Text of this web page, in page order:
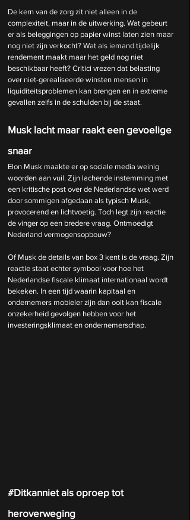
De kern van de zorg zit niet alleen in de
complexiteit, maar in de uitwerking. Wat gebeurt
er als beleggingen op papier winst laten zien maar
nog niet zijn verkocht? Wat als iemand tijdelijk
rendement maakt maar het geld nog niet
beschikbaar heeft? Critici vrezen dat belasting
over niet-gerealiseerde winsten mensen in
liquiditeitsproblemen kan brengen en in extreme
gevallen zelfs in de schulden bij de staat.
Musk lacht maar raakt een gevoelige
snaar
Elon Musk maakte er op sociale media weinig
woorden aan vuil. Zijn lachende instemming met
een kritische post over de Nederlandse wet werd
door sommigen afgedaan als typisch Musk,
provocerend en lichtvoetig. Toch legt zijn reactie
de vinger op een bredere vraag. Ontmoedigt
Nederland vermogensopbouw?
Of Musk de details van box 3 kent is de vraag. Zijn
reactie staat echter symbool voor hoe het
Nederlandse fiscale klimaat internationaal wordt
bekeken. In een tijd waarin kapitaal en
ondernemers mobieler zijn dan ooit kan fiscale
onzekerheid gevolgen hebben voor het
investeringsklimaat en ondernemerschap.
#Ditkanniet als oproep tot
heroverweging